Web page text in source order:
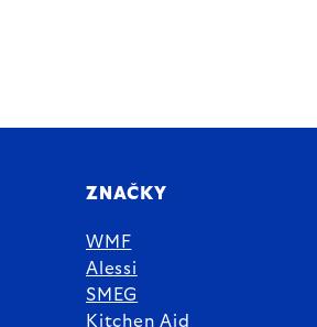
ZNAČKY
WMF
Alessi
SMEG
Kitchen Aid